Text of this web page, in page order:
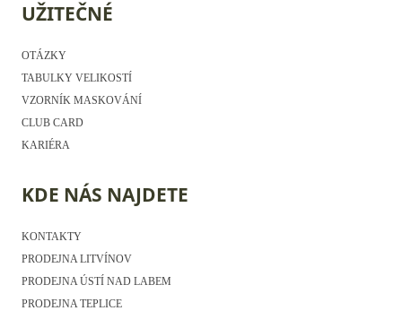
UŽITEČNÉ
OTÁZKY
TABULKY VELIKOSTÍ
VZORNÍK MASKOVÁNÍ
CLUB CARD
KARIÉRA
KDE NÁS NAJDETE
KONTAKTY
PRODEJNA LITVÍNOV
PRODEJNA ÚSTÍ NAD LABEM
PRODEJNA TEPLICE